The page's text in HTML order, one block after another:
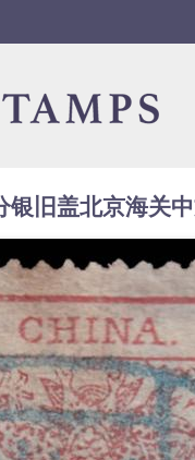
银旧盖北京海关